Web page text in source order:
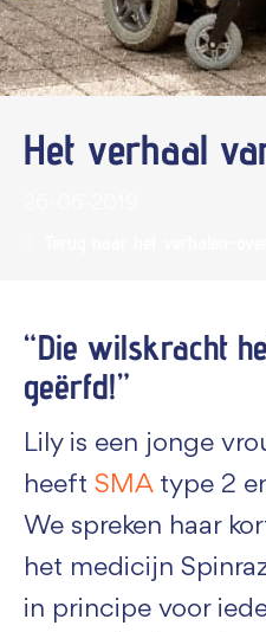
Het verhaal
“Die wilskracht
geërfd!”
Lily is een jonge
heeft SMAtype 2
We spreken haar
het medicijn
in principe voor